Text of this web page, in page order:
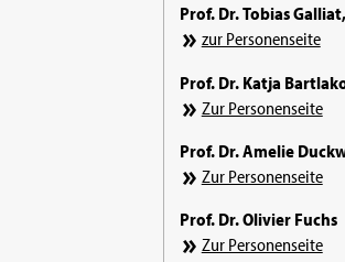
Prof. Dr. Tobias
zur Personenseite
Prof. Dr. Katja
Zur Personenseite
Prof. Dr. Amelie
Zur Personenseite
Prof. Dr. Olivier Fuchs
Zur Personenseite